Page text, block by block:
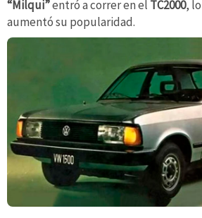
“Milqui”entró a correr en el TC2000,
aumentó su popularidad.